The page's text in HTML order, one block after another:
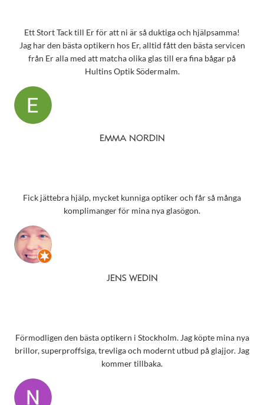
Ett Stort Tack till Er för att ni är så duktiga och hjälpsamma!
Jag har den bästa optikern hos Er, alltid fått den bästa servicen
från Er alla med att matcha olika glas till era fina bågar på
Hultins Optik Södermalm.
EMMA NORDIN
Fick jättebra hjälp, mycket kunniga optiker och får så många
komplimanger för mina nya glasögon.
JENS WEDIN
Förmodligen den bästa optikern i Stockholm. Jag köpte mina nya
brillor, superproffsiga, trevliga och modernt utbud på glajjor. Jag
kommer tillbaka.